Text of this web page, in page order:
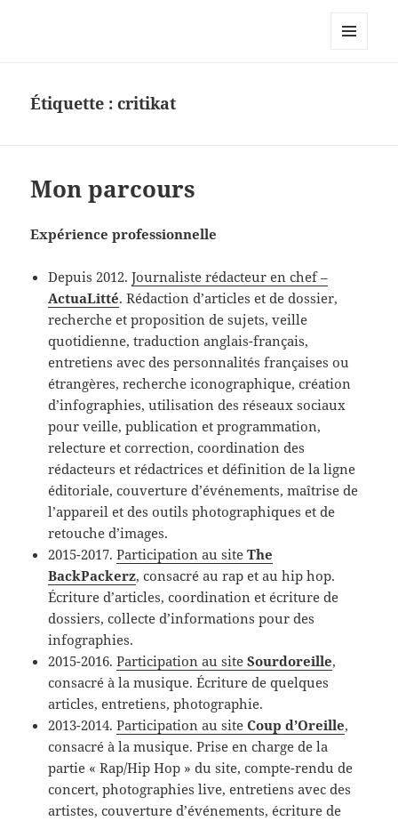
Le site personnel d'Antoine Oury
Étiquette :critikat
Mon parcours
Expérience professionnelle
Depuis 2012.Journaliste rédacteur en chef –
ActuaLitté. Rédaction d’articles et de dossier,
recherche et proposition de sujets, veille
quotidienne, traduction anglais-français,
entretiens avec des personnalités françaises ou
étrangères, recherche iconographique, création
d’infographies, utilisation des réseaux sociaux
pour veille, publication et programmation,
relecture et correction, coordination des
rédacteurs et rédactrices et définition de la ligne
éditoriale, couverture d’événements, maîtrise de
l’appareil et des outils photographiques et de
retouche d’images.
2015-2017.Participation au siteThe
BackPackerz, consacré au rap et au hip hop.
Écriture d’articles, coordination et écriture de
dossiers, collecte d’informations pour des
infographies.
2015-2016.Participation au siteSourdoreille,
consacré à la musique. Écriture de quelques
articles, entretiens, photographie.
2013-2014.Participation au siteCoup d’Oreille,
consacré à la musique. Prise en charge de la
partie « Rap/Hip Hop » du site, compte-rendu de
concert, photographies live, entretiens avec des
artistes, couverture d’événements, écriture de